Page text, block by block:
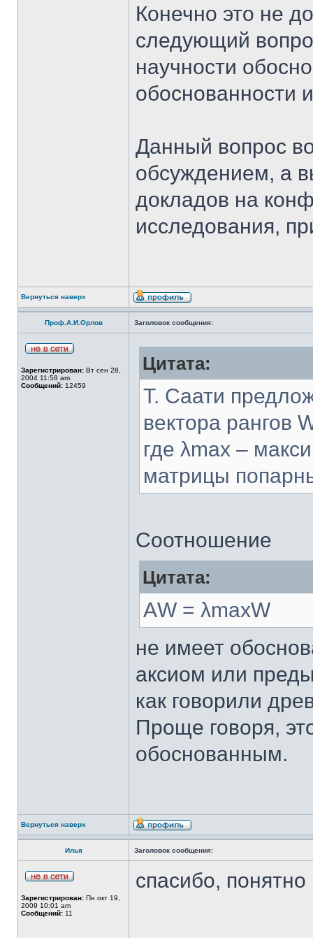
Конечно это не
следующий
научности
обоснованности
Данный вопрос
обсуждением, а
докладов на
исследования,
Вернуться наверх
Проф.А.И.Орлов Заголовок сообщения:
Зарегистрирован: Вт сен 28,
2004 11:58 am
Сообщений: 12459
Цитата:
Т. Саати
вектора рангов
где λmax –
матрицы
Соотношение
Цитата:
АW = λmaxW
не имеет
аксиом или
как говорили
Проще говоря,
обоснованным.
Вернуться наверх
Илья Заголовок сообщения:
Зарегистрирован: Пн окт 19,
2009 10:01 am
Сообщений: 11
спасибо, понятно